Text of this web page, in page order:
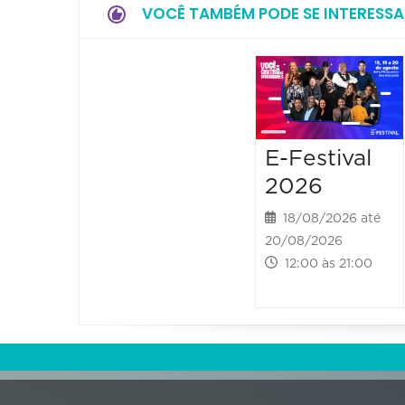
VOCÊ TAMBÉM PODE SE
E-Festival
2026
18/08/2026 até
20/08/2026
12:00 às 21:00